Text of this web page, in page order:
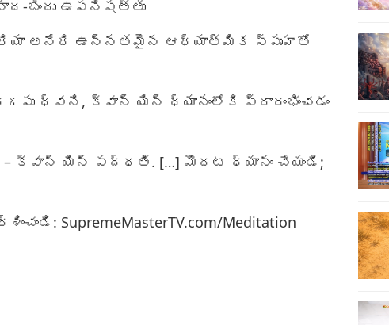
బిందు ఉపనిషత్తు
అనేది ఉన్నతమైన ఆధ్యాత్మిక స్పృహతో
ధ్వని, క్వాన్ యిన్ ధ్యానంలోకి ప్రారంభించడం
– క్వాన్ యిన్ పద్ధతి. […] మొదట ధ్యానం చేయండి;
SupremeMasterTV.com/Meditation
27
28
29